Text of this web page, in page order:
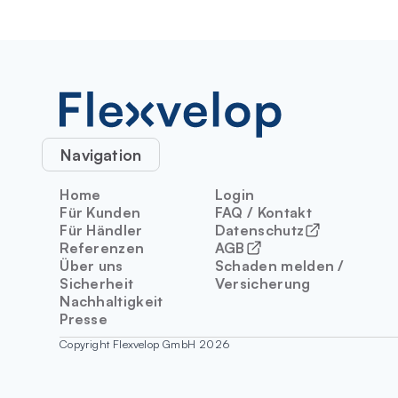
Navigation
Home
Für Kunden
Für Händler
Referenzen
Über uns
Sicherheit
Nachhaltigkeit
Presse
Login
FAQ / Kontakt
Datenschutz
AGB
Schaden melden /
Versicherung
Copyright Flexvelop GmbH 2026